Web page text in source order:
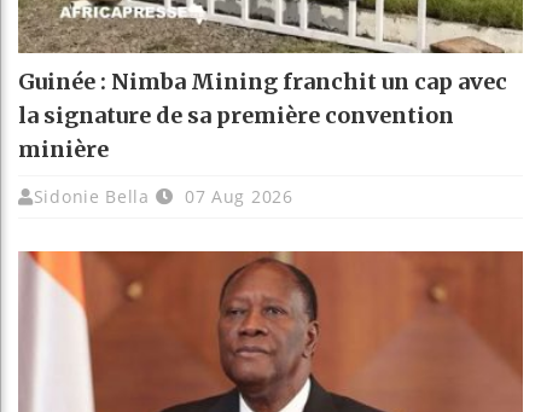
Guinée : Nimba Mining franchit un cap avec
la signature de sa première convention
minière
Sidonie Bella 07 Aug 2026